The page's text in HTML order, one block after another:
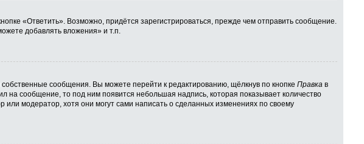
«Ответить». Возможно, придётся зарегистрироваться, прежде чем отправить сообщение.
добавлять вложения» и т.п.
сообщения. Вы можете перейти к редактированию, щёлкнув по кнопке Правкав
на сообщение, то под ним появится небольшая надпись, которая показывает количество
модератор, хотя они могут сами написать о сделанных изменениях по своему